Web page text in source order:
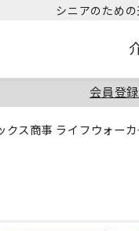
シニアのため
会員登
クス商事 ライフウォー